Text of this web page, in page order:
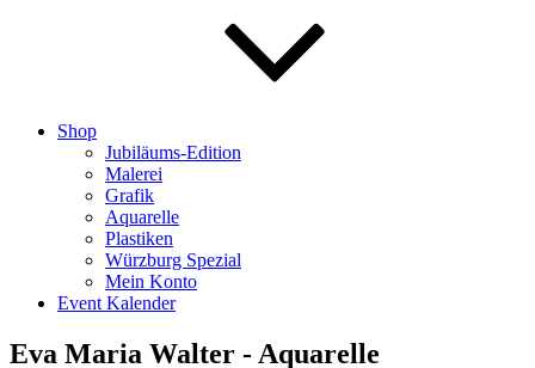
Shop
Jubiläums-Edition
Malerei
Grafik
Aquarelle
Plastiken
Würzburg Spezial
Mein Konto
Event Kalender
Eva Maria Walter - Aquarelle